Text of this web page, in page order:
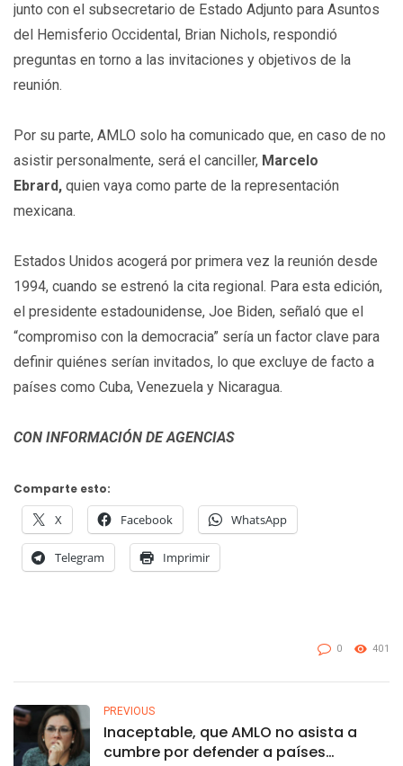
junto con el subsecretario de Estado Adjunto para Asuntos
del Hemisferio Occidental, Brian Nichols, respondió
preguntas en torno a las invitaciones y objetivos de la
reunión.
Por su parte, AMLO solo ha comunicado que, en caso de no
asistir personalmente, será el canciller, Marcelo
Ebrard, quien vaya como parte de la representación
mexicana.
Estados Unidos acogerá por primera vez la reunión desde
1994, cuando se estrenó la cita regional. Para esta edición,
el presidente estadounidense, Joe Biden, señaló que el
“compromiso con la democracia” sería un factor clave para
definir quiénes serían invitados, lo que excluye de facto a
países como Cuba, Venezuela y Nicaragua.
CON INFORMACIÓN DE AGENCIAS
Comparte esto:
X Facebook WhatsApp
Telegram Imprimir
0 401
PREVIOUS
Inaceptable, que AMLO no asista a
cumbre por defender a países